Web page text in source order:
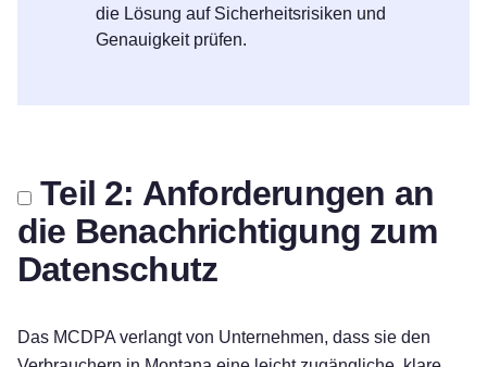
die Lösung auf Sicherheitsrisiken und
Genauigkeit prüfen.
Teil 2: Anforderungen an
die Benachrichtigung zum
Datenschutz
Das MCDPA verlangt von Unternehmen, dass sie den